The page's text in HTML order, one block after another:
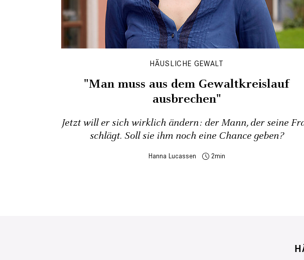
HÄUSLICHE GEWALT
"Man muss aus dem Gewaltkreislauf
ausbrechen"
Jetzt will er sich wirklich ändern: der Mann, der seine
schlägt. Soll sie ihm noch eine Chance geben?
Hanna Lucassen 2